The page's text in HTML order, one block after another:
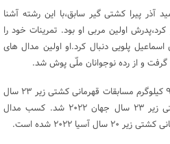
آذر پیرا کشتی گیر سابق،با این رشته آشنا
اولین مربی او بود. تمرینات خود را
پلویی دنبال کرد.او اولین مدال های
گرفت و از رده نوجوانان ملّی پوش شد.
او موفق به کسب مدال طلا در وزن ۹۷ کیلوگرم مسابقات قهرمانی کشتی زیر ۲۳ سال
جهان ۲۰۲۱ و مسابقات قهرمانی کشتی زیر ۲۳ سال جهان ۲۰۲۲ شد. کسب مدال